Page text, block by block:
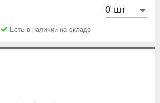
Есть в наличии на складе